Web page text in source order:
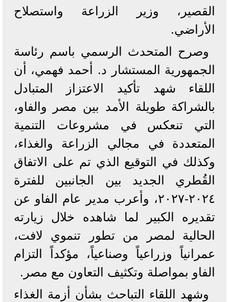
القصير، وزير الزراعة واستصلاح
الأراضي.
‏‎وصرح المتحدث الرسمي باسم رئاسة
الجمهورية المستشار د. أحمد فهمي، أن
اللقاء شهد تأكيد الاعتزاز المتبادل
بالشراكة طويلة الأمد بين مصر والفاو،
التي تنعكس في مشروعات التنمية
المتعددة في مجالي الزراعة والغذاء،
وكذلك في التوقيع الذي تم على الاتفاق
القُطري الجديد بين الجانبين للفترة
٢٠٢٤-٢٠٢٧، وأعرب مدير عام الفاو عن
تقديره الكبير لما شاهده خلال زيارته
الحالية لمصر من تطور تنموي لافت،
عمرانياً وزراعياً وصناعياً، مؤكداً التزام
الفاو بمواصلة وتكثيف التعاون مع مصر.
‏‎وشهد اللقاء التباحث بشأن أزمة الغذاء